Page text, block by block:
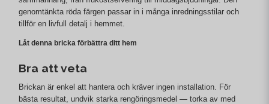
genomtänkta röda färgen passar in i många inredningsstilar och
tillför en livfull detalj i hemmet.
Låt denna bricka förbättra ditt hem
Bra att veta
Brickan är enkel att hantera och kräver ingen installation. För
bästa resultat, undvik starka rengöringsmedel — torka av med